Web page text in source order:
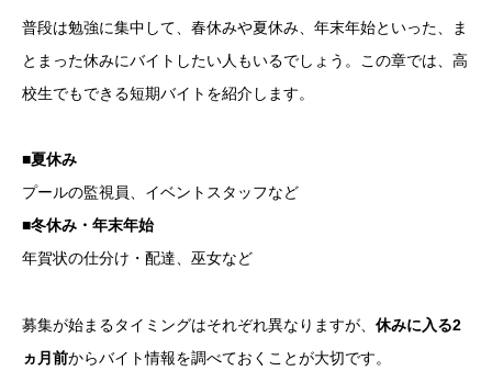
普段は勉強に集中して、春休みや夏休み、年末年始といった、ま
とまった休みにバイトしたい人もいるでしょう。この章では、高
校生でもできる短期バイトを紹介します。
■夏休み
プールの監視員、イベントスタッフなど
■冬休み・年末年始
年賀状の仕分け・配達、巫女など
募集が始まるタイミングはそれぞれ異なりますが、 休みに入る2
ヵ月前からバイト情報を調べておくことが大切です。